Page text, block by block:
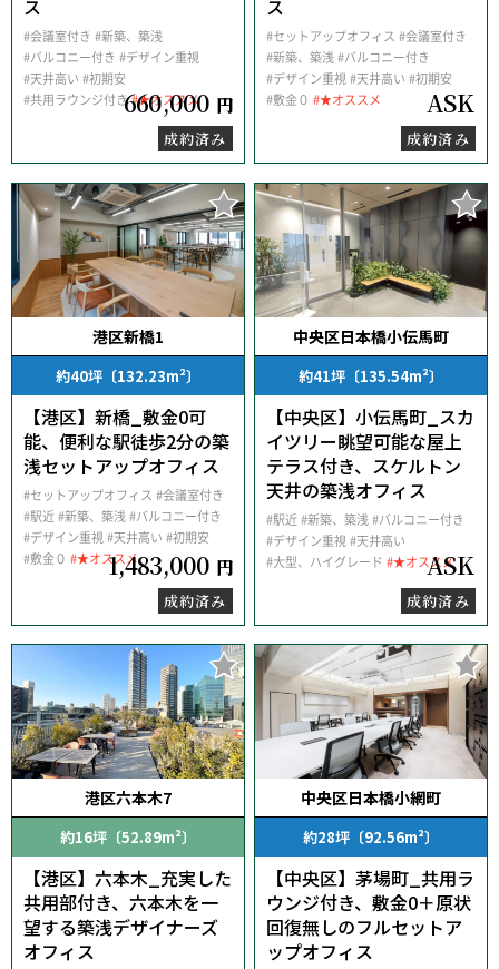
ス
#会議室付き #新築、築浅
#バルコニー付き #デザイン重視
#天井高い #初期安
#共用ラウンジ付き#★オススメ
660,000 円
成約済み
ス
#セットアップオフィス #会議室付き
#新築、築浅#バルコニー付き
#デザイン重視#天井高い #初期安
#敷金０ #★オススメ ASK
成約済み
港区新橋1
約40坪〔132.23m²〕
【港区】新橋_敷金0可
能、便利な駅徒歩2分の築
浅セットアップオフィス
#セットアップオフィス #会議室付き
#駅近 #新築、築浅#バルコニー付き
#デザイン重視#天井高い #初期安
#敷金０ #★オススメ1,483,000 円
成約済み
中央区日本橋小伝馬町
約41坪〔135.54m²〕
【中央区】小伝馬町_スカ
イツリー眺望可能な屋上
テラス付き、スケルトン
天井の築浅オフィス
#駅近 #新築、築浅#バルコニー付き
#デザイン重視#天井高い
#大型、ハイグレード #★オススメ
ASK
成約済み
港区六本木7
約16坪〔52.89m²〕
【港区】六本木_充実した
共用部付き、六本木を一
望する築浅デザイナーズ
オフィス
中央区日本橋小網町
約28坪〔92.56m²〕
【中央区】茅場町_共用ラ
ウンジ付き、敷金0＋原状
回復無しのフルセットア
ップオフィス